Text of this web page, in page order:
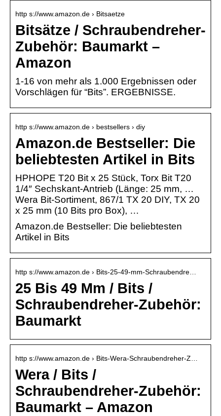
http s://www.amazon.de › Bitsaetze
Bitsätze / Schraubendreher-
Zubehör: Baumarkt –
Amazon
1-16 von mehr als 1.000 Ergebnissen oder
Vorschlägen für “Bits”. ERGEBNISSE.
http s://www.amazon.de › bestsellers › diy
Amazon.de Bestseller: Die
beliebtesten Artikel in Bits
HPHOPE T20 Bit x 25 Stück, Torx Bit T20
1/4″ Sechskant-Antrieb (Länge: 25 mm, …
Wera Bit-Sortiment, 867/1 TX 20 DIY, TX 20
x 25 mm (10 Bits pro Box), …
Amazon.de Bestseller: Die beliebtesten
Artikel in Bits
http s://www.amazon.de › Bits-25-49-mm-Schraubendre…
25 Bis 49 Mm / Bits /
Schraubendreher-Zubehör:
Baumarkt
http s://www.amazon.de › Bits-Wera-Schraubendreher-Z…
Wera / Bits /
Schraubendreher-Zubehör:
Baumarkt – Amazon